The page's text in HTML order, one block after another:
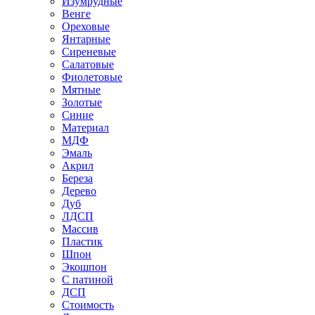
Венге
Ореховые
Янтарные
Сиреневые
Салатовые
Фиолетовые
Мятные
Золотые
Синие
Материал
МДФ
Эмаль
Акрил
Береза
Дерево
Дуб
ЛДСП
Массив
Пластик
Шпон
Экошпон
С патиной
ДСП
Стоимость